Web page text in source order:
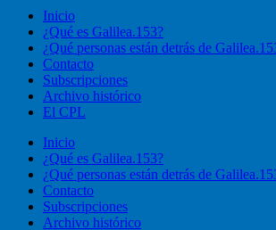
Inicio
¿Qué es Galilea.153?
¿Qué personas están detrás de
Contacto
Subscripciones
Archivo histórico
El CPL
Inicio
¿Qué es Galilea.153?
¿Qué personas están detrás de
Contacto
Subscripciones
Archivo histórico